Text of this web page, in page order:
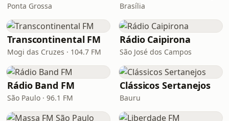
Ponta Grossa Brasília
Transcontinental FM
Mogi das Cruzes · 104.7 FM
Rádio Caipirona
São José dos Campos
Rádio Band FM
São Paulo · 96.1 FM
Clássicos Sertanejos
Bauru